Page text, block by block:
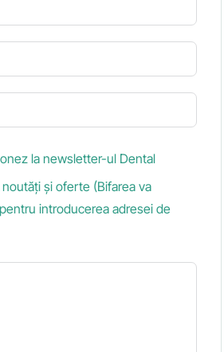
la newsletter-ul Dental
și oferte (Bifarea va
introducerea adresei de